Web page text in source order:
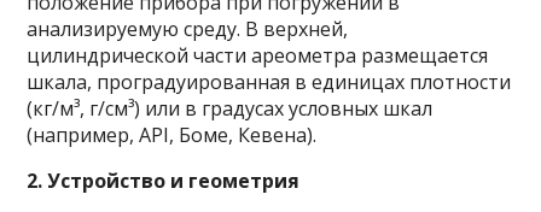
анализируемую среду. В верхней,
цилиндрической части ареометра размещается
шкала, проградуированная в единицах плотности
(кг/м³, г/см³) или в градусах условных шкал
(например, API, Боме, Кевена).
2. Устройство и геометрия